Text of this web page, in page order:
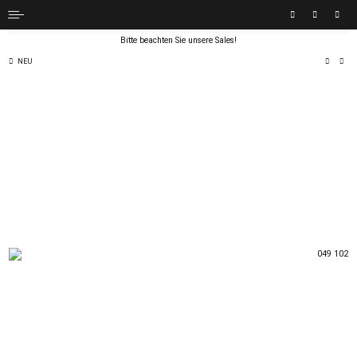
Bitte beachten Sie unsere Sales!
NEU